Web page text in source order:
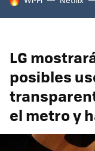
LG
posibles
el metro y